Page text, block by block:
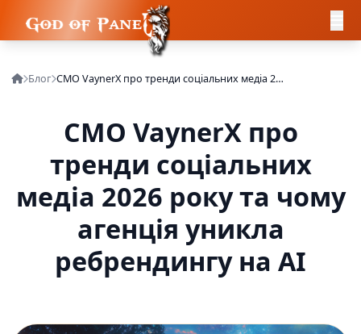
Блог CMO VaynerX про тренди соціальних медіа 2026 року та чому агенція уникла ребрендингу на AI
CMO VaynerX про
тренди соціальних
медіа 2026 року та чому
агенція уникла
ребрендингу на AI